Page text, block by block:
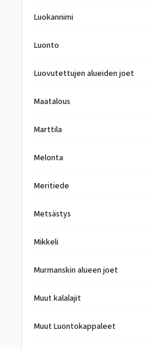
Luokannimi
Luonto
Luovutettujen alueiden joet
Maatalous
Marttila
Melonta
Meritiede
Metsästys
Mikkeli
Murmanskin alueen joet
Muut kalalajit
Muut Luontokappaleet